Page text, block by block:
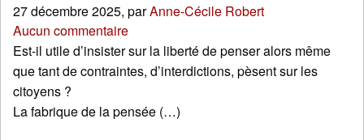
27 décembre 2025, parAnne-Cécile Robert
Aucun commentaire
Est-il utile d’insister sur la liberté de penser alors même
que tant de contraintes, d’interdictions, pèsent sur les
citoyens ?
La fabrique de la pensée (…)